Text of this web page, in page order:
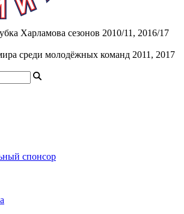
Харламова сезонов 2010/11, 2016/17
среди молодёжных команд 2011, 2017
спонсор